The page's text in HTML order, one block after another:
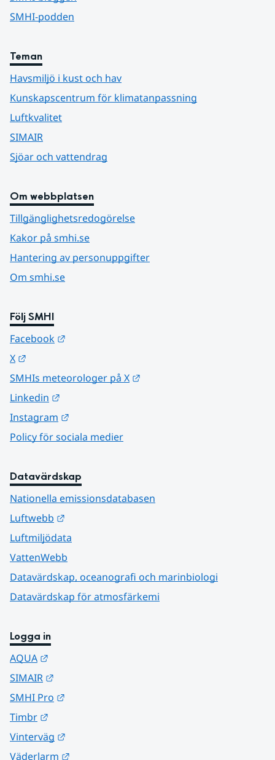
SMHI-podden
Teman
Havsmiljö i kust och hav
Kunskapscentrum för klimatanpassning
Luftkvalitet
SIMAIR
Sjöar och vattendrag
Om webbplatsen
Tillgänglighetsredogörelse
Kakor på smhi.se
Hantering av personuppgifter
Om smhi.se
Följ SMHI
Facebook
X
SMHIs meteorologer på X
Linkedin
Instagram
Policy för sociala medier
Datavärdskap
Nationella emissionsdatabasen
Luftwebb
Luftmiljödata
VattenWebb
Datavärdskap, oceanografi och marinbiologi
Datavärdskap för atmosfärkemi
Logga in
AQUA
SIMAIR
SMHI Pro
Timbr
Vinterväg
Väderlarm